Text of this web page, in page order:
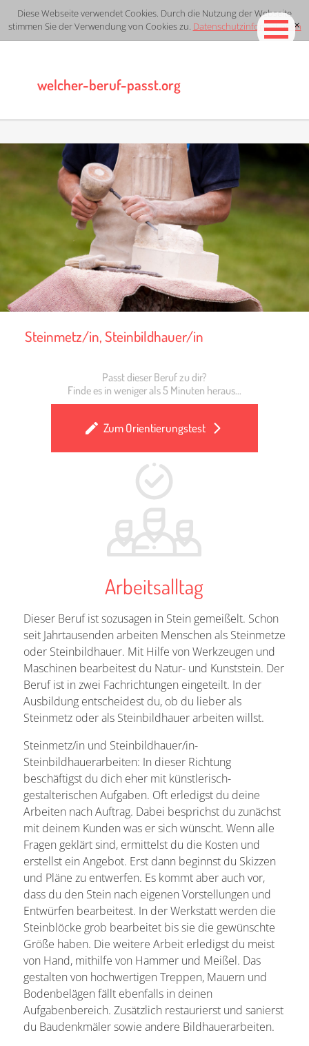
Diese Webseite verwendet Cookies. Durch die Nutzung der Webseite
stimmen Sie der Verwendung von Cookies zu. Datenschutzinformationen
[x]
welcher-beruf-passt.org
Steinmetz/in, Steinbildhauer/in
Passt dieser Beruf zu dir?
Finde es in weniger als 5 Minuten heraus...
Zum Orientierungstest
Arbeitsalltag
Dieser Beruf ist sozusagen in Stein gemeißelt. Schon
seit Jahrtausenden arbeiten Menschen als Steinmetze
oder Steinbildhauer. Mit Hilfe von Werkzeugen und
Maschinen bearbeitest du Natur- und Kunststein. Der
Beruf ist in zwei Fachrichtungen eingeteilt. In der
Ausbildung entscheidest du, ob du lieber als
Steinmetz oder als Steinbildhauer arbeiten willst.
Steinmetz/in und Steinbildhauer/in-
Steinbildhauerarbeiten: In dieser Richtung
beschäftigst du dich eher mit künstlerisch-
gestalterischen Aufgaben. Oft erledigst du deine
Arbeiten nach Auftrag. Dabei besprichst du zunächst
mit deinem Kunden was er sich wünscht. Wenn alle
Fragen geklärt sind, ermittelst du die Kosten und
erstellst ein Angebot. Erst dann beginnst du Skizzen
und Pläne zu entwerfen. Es kommt aber auch vor,
dass du den Stein nach eigenen Vorstellungen und
Entwürfen bearbeitest. In der Werkstatt werden die
Steinblöcke grob bearbeitet bis sie die gewünschte
Größe haben. Die weitere Arbeit erledigst du meist
von Hand, mithilfe von Hammer und Meißel. Das
gestalten von hochwertigen Treppen, Mauern und
Bodenbelägen fällt ebenfalls in deinen
Aufgabenbereich. Zusätzlich restaurierst und sanierst
du Baudenkmäler sowie andere Bildhauerarbeiten.